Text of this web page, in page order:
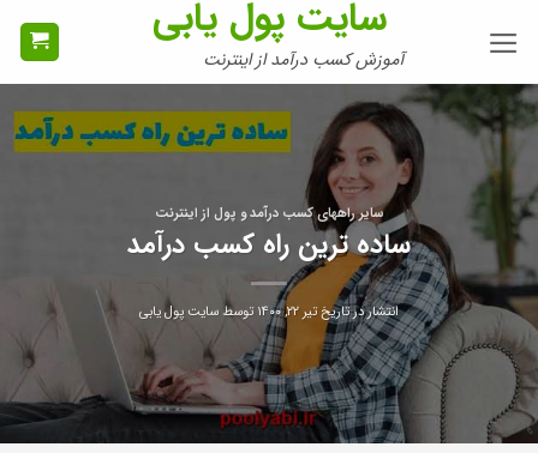
سایت پول یابی
آموزش کسب درآمد از اینترنت
سایر راههای کسب درآمد و پول از اینترنت
ساده ترین راه کسب درآمد
انتشار در تاریختیر ۲۲, ۱۴۰۰ توسطسایت پول یابی